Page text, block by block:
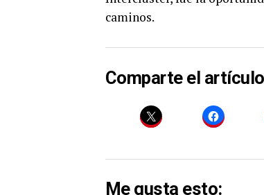
caminos.
Comparte el
Me gusta esto: